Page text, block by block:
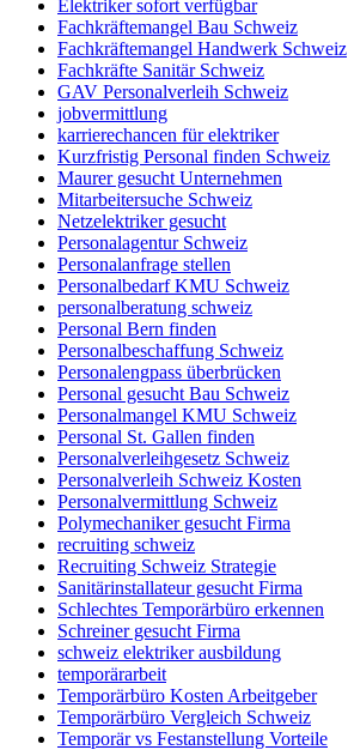
Elektriker sofort verfügbar
Fachkräftemangel Bau Schweiz
Fachkräftemangel Handwerk Schweiz
Fachkräfte Sanitär Schweiz
GAV Personalverleih Schweiz
jobvermittlung
karrierechancen für elektriker
Kurzfristig Personal finden Schweiz
Maurer gesucht Unternehmen
Mitarbeitersuche Schweiz
Netzelektriker gesucht
Personalagentur Schweiz
Personalanfrage stellen
Personalbedarf KMU Schweiz
personalberatung schweiz
Personal Bern finden
Personalbeschaffung Schweiz
Personalengpass überbrücken
Personal gesucht Bau Schweiz
Personalmangel KMU Schweiz
Personal St. Gallen finden
Personalverleihgesetz Schweiz
Personalverleih Schweiz Kosten
Personalvermittlung Schweiz
Polymechaniker gesucht Firma
recruiting schweiz
Recruiting Schweiz Strategie
Sanitärinstallateur gesucht Firma
Schlechtes Temporärbüro erkennen
Schreiner gesucht Firma
schweiz elektriker ausbildung
temporärarbeit
Temporärbüro Kosten Arbeitgeber
Temporärbüro Vergleich Schweiz
Temporär vs Festanstellung Vorteile